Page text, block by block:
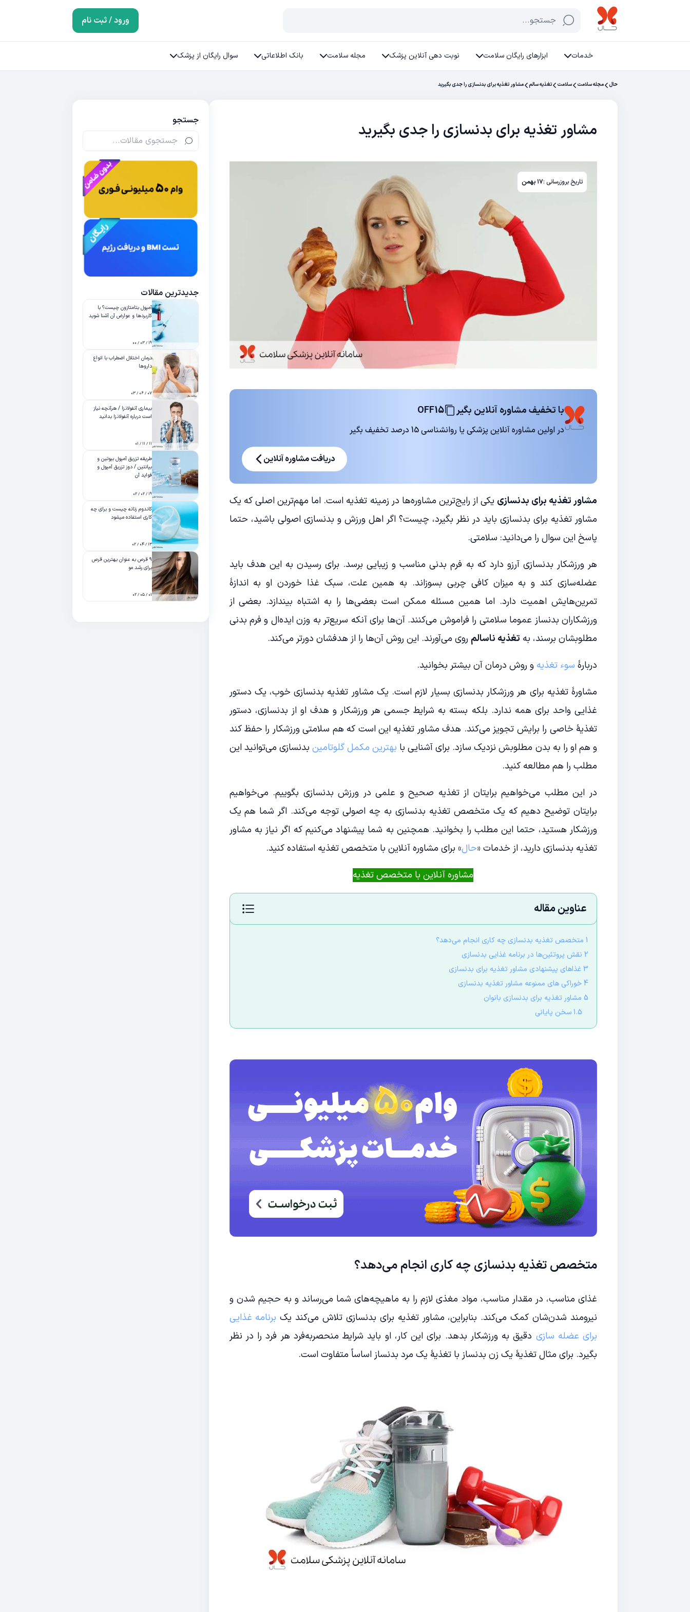
جستجو... ورود / ثبت نام
خدمات ابزارهای رایگان سلامت نوبت دهی آنلاین پزشک مجله سلامت بانک اطلاعاتی سوال رایگان از پزشک
حال مجله سلامت سلامت تغذیه سالم مشاور تغذیه برای بدنسازی را جدی بگیرید
مشاور تغذیه برای بدنسازی را جدی بگیرید
تاریخ بروزرسانی :۱۷ بهمن
با تخفیف مشاوره آنلاین بگیر OFF15
در اولین مشاوره آنلاین پزشکی یا روانشناسی 15 درصد تخفیف بگیر
دریافت مشاوره آنلاین
مشاور تغذیه برای بدنسازی یکی از رایج‌ترین مشاوره‌ها در زمینه تغذیه است. اما مهم‌ترین اصلی که یک
مشاور تغذیه برای بدنسازی باید در نظر بگیرد، چیست؟ اگر اهل ورزش و بدنسازی اصولی باشید، حتما
پاسخ این سوال را می‌دانید: سلامتی.
هر ورزشکار بدنسازی آرزو دارد که به فرم بدنی مناسب و زیبایی برسد. برای رسیدن به این هدف باید
عضله‌سازی کند و به میزان کافی چربی‌ بسوزاند. به همین علت، سبک غذا خوردن او به اندازۀ
تمرین‌هایش اهمیت دارد. اما همین مسئله ممکن است بعضی‌ها را به اشتباه بیندازد. بعضی از
ورزشکاران بدنساز عموما سلامتی را فراموش می‌کنند. آن‌ها برای آنکه سریع‌تر به وزن ایده‌ال و فرم بدنی
مطلوبشان برسند، به تغذیه ناسالم روی می‌آورند. این روش آن‌ها را از هدفشان دورتر می‌کند.
دربارۀ سوء تغذیه و روش درمان آن بیشتر بخوانید.
مشاورۀ تغذیه برای هر ورزشکار بدنسازی بسیار لازم است. یک مشاور تغذیه بدنسازی خوب، یک دستور
غذایی واحد برای همه ندارد. بلکه بسته به شرایط جسمی هر ورزشکار و هدف او از بدنسازی، دستور
تغذیۀ خاصی را برایش تجویز می‌کند. هدف مشاور تغذیه این است که هم سلامتی ورزشکار را حفظ کند
و هم او را به بدن مطلوبش نزدیک سازد. برای آشنایی با بهترین مکمل گلوتامین بدنسازی می‌توانید این
مطلب را هم مطالعه کنید.
در این مطلب می‌خواهیم برایتان از تغذیه صحیح و علمی در ورزش بدنسازی بگوییم. می‌خواهیم
برایتان توضیح دهیم که یک متخصص تغذیه بدنسازی به چه اصولی توجه می‌کند. اگر شما هم یک
ورزشکار هستید، حتما این مطلب را بخوانید. همچنین به شما پیشنهاد می‌کنیم که اگر نیاز به مشاور
تغذیه بدنسازی دارید، از خدمات «حال» برای مشاوره آنلاین با متخصص تغذیه استفاده کنید.
مشاوره آنلاین با متخصص تغذیه
عناوین مقاله
1 متخصص تغذیه بدنسازی چه کاری انجام می‌دهد؟
2 نقش پروتئین‌ها در برنامه غذایی بدنسازی
3 غذاهای پیشنهادی مشاور تغذیه برای بدنسازی
4 خوراکی های ممنوعه مشاور تغذیه بدنسازی
5 مشاور تغذیه برای بدنسازی بانوان
1.5 سخن پایانی
متخصص تغذیه بدنسازی چه کاری انجام می‌دهد؟
غذای مناسب، در مقدار مناسب، مواد مغذی لازم را به ماهیچه‌های شما می‌رساند و به حجیم شدن و
نیرومند شدن‌شان کمک می‌کند. بنابراین، مشاور تغذیه برای بدنسازی تلاش می‌کند یک برنامه غذایی
برای عضله سازی دقیق به ورزشکار بدهد. برای این کار، او باید شرایط منحصربه‌فرد هر فرد را در نظر
بگیرد. برای مثال تغذیۀ یک زن بدنساز با تغذیۀ یک مرد بدنساز اساساً متفاوت است.
جستجو
جدیدترین مقالات
آمپول بتامتازون چیست؟ با
کاربردها و عوارض آن آشنا شوید
۱۹ / ۰۳ / ۰۰
درمان اختلال اضطراب با انواع
داروها
۰۷ / ۰۶ / ۰۳
بیماری آنفولانزا / هرآنچه نیاز
است درباره آنفولانزا بدانید
۱۱ / ۱۱ / ۰۱
طریقه تزریق آمپول بیوتین و
بپانتین / دوز تزریق آمپول و
فواید آن
۱۹ / ۰۲ / ۰۲
کاندوم زنانه چیست و برای چه
کاری استفاده میشود
۱۳ / ۰۴ / ۰۲
۹ قرص به عنوان بهترین قرص
برای رشد مو
۰۱ / ۰۵ / ۰۲